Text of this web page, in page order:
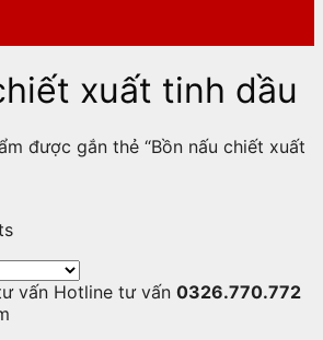
xuất tinh dầu
được gắn thẻ “Bồn nấu chiết xuất
vấn Hotline tư vấn 0326.770.772